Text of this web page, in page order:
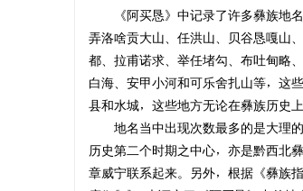
《阿买恳》中记录了许多彝族地名
弄洛啥贡大山、任洪山、贝谷恳嘎山
都、拉甫诺求、举任堵勾、布吐甸略
白海、安甲小河和可乐舍扎山等，这
县和水城，这些地方无论在彝族历史
地名当中出现次数最多的是大理的
历史第二个时期之中心，亦是黔西北
章威宁联系起来。另外，根据《彝族